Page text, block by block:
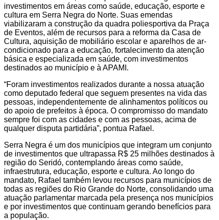
investimentos em áreas como saúde, educação, esporte e
cultura em Serra Negra do Norte. Suas emendas
viabilizaram a construção da quadra poliesportiva da Praça
de Eventos, além de recursos para a reforma da Casa de
Cultura, aquisição de mobiliário escolar e aparelhos de ar-
condicionado para a educação, fortalecimento da atenção
básica e especializada em saúde, com investimentos
destinados ao município e à APAMI.
“Foram investimentos realizados durante a nossa atuação
como deputado federal que seguem presentes na vida das
pessoas, independentemente de alinhamentos políticos ou
do apoio de prefeitos à época. O compromisso do mandato
sempre foi com as cidades e com as pessoas, acima de
qualquer disputa partidária”, pontua Rafael.
Serra Negra é um dos municípios que integram um conjunto
de investimentos que ultrapassa R$ 25 milhões destinados à
região do Seridó, contemplando áreas como saúde,
infraestrutura, educação, esporte e cultura. Ao longo do
mandato, Rafael também levou recursos para municípios de
todas as regiões do Rio Grande do Norte, consolidando uma
atuação parlamentar marcada pela presença nos municípios
e por investimentos que continuam gerando benefícios para
a população.